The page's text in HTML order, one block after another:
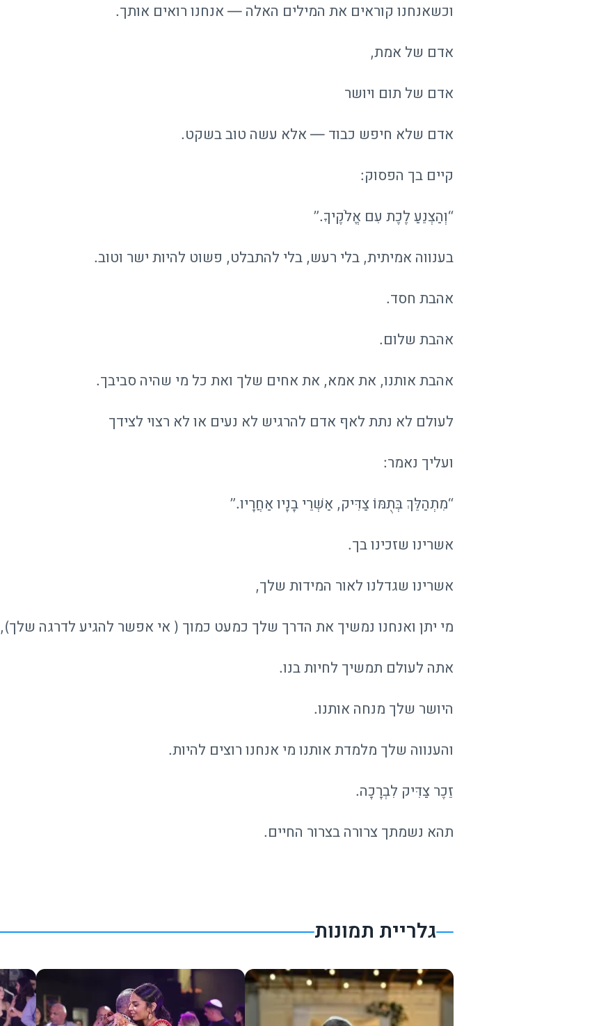
וכשאנחנו קוראים את המילים האלה — אנחנו רואים אותך.
אדם של אמת,
אדם של תום ויושר
אדם שלא חיפש כבוד — אלא עשה טוב בשקט.
קיים בך הפסוק:
“וְהַצְנֵעַ לֶכֶת עִם אֱלֹקֶיךָ.”
בענווה אמיתית, בלי רעש, בלי להתבלט, פשוט להיות ישר וטוב.
אהבת חסד.
אהבת שלום.
אהבת אותנו, את אמא, את אחים שלך ואת כל מי שהיה סביבך.
לעולם לא נתת לאף אדם להרגיש לא נעים או לא רצוי לצידך
ועליך נאמר:
“מִתְהַלֵּךְ בְּתֻמּוֹ צַדִּיק, אַשְׁרֵי בָנָיו אַחֲרָיו.”
אשרינו שזכינו בך.
אשרינו שגדלנו לאור המידות שלך,
מי יתן ואנחנו נמשיך את הדרך שלך כמעט כמוך ( אי אפשר להגיע לדרגה שלך),
אתה לעולם תמשיך לחיות בנו.
היושר שלך מנחה אותנו.
והענווה שלך מלמדת אותנו מי אנחנו רוצים להיות.
זֵכֶר צַדִּיק לִבְרָכָה.
תהא נשמתך צרורה בצרור החיים.
גלריית תמונות